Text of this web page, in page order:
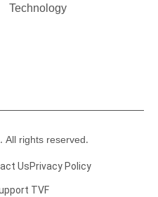
Technology
All rights reserved.
UsPrivacy Policy
TVF